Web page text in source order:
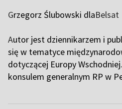
Grzegorz Ślubowski dlaBelsat
Autor jest dziennikarzem i
się w tematyce
dotyczącej Europy
konsulem generalnym RP w